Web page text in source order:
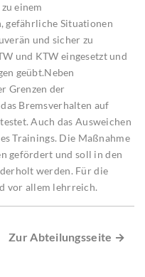
einem
gefährliche Situationen
und sicher zu
und KTW eingesetzt und
geübt.Neben
Grenzen der
Bremsverhalten auf
Auch das Ausweichen
Trainings. Die Maßnahme
gefördert und soll in den
werden. Für die
vor allem lehrreich.
Zur Abteilungsseite →